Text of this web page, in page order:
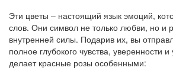
Эти цветы – настоящий язык эмоций,
слов. Они символ не только любви, но и
внутренней силы. Подарив их, вы
полное глубокого чувства, уверенности
делает красные розы особенными: